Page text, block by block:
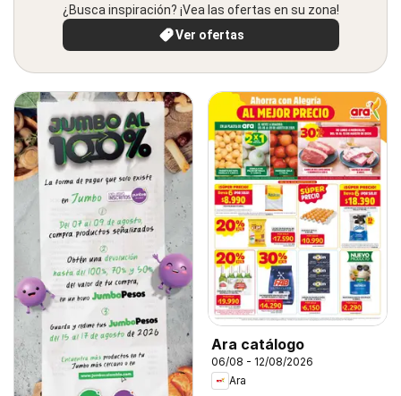
¿Busca inspiración? ¡Vea las ofertas en su zona!
Ver ofertas
Ara catálogo
06/08 - 12/08/2026
Ara